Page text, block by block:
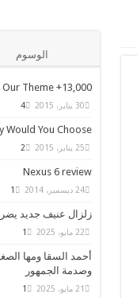
الوسوم
13,000+ People Have Bought Our Theme
30 يناير، 2015 4
Would You Choose?
25 يناير، 2015 2
Nexus 6 review
24 ديسمبر، 2014 1
زلزال عنيف جديد
22 مايو، 2025 1
أحمد السقا ومها
وصدمة الجمهور
21 مايو، 2025 1